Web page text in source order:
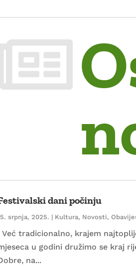
dani počinju
srpnja, 2025. | Kultura, Novosti,
tradicionalno, krajem
u godini družimo se kraj
na...